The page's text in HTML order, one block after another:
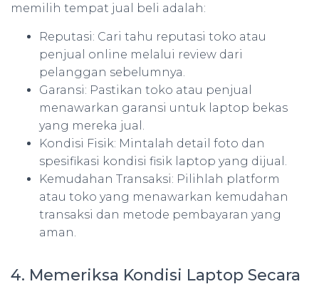
memilih tempat jual beli adalah:
Reputasi: Cari tahu reputasi toko atau
penjual online melalui review dari
pelanggan sebelumnya.
Garansi: Pastikan toko atau penjual
menawarkan garansi untuk laptop bekas
yang mereka jual.
Kondisi Fisik: Mintalah detail foto dan
spesifikasi kondisi fisik laptop yang dijual.
Kemudahan Transaksi: Pilihlah platform
atau toko yang menawarkan kemudahan
transaksi dan metode pembayaran yang
aman.
4. Memeriksa Kondisi Laptop Secara